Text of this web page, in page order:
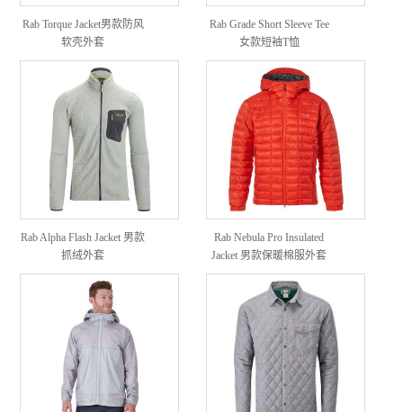
Rab Torque Jacket男款防风
软壳外套
Rab Grade Short Sleeve Tee
女款短袖T恤
Rab Alpha Flash Jacket 男款
抓绒外套
Rab Nebula Pro Insulated
Jacket 男款保暖棉服外套